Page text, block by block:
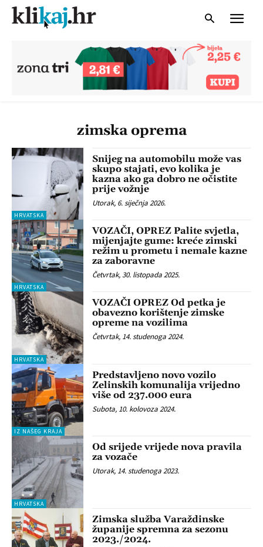
zimska oprema
HRVATSKA
Snijeg na automobilu može vas
skupo stajati, evo kolika je
kazna ako ga dobro ne očistite
prije vožnje
Utorak, 6. siječnja 2026.
HRVATSKA
VOZAČI, OPREZ Palite svjetla,
mijenjajte gume: kreće zimski
režim u prometu i nemale kazne
za zaboravne
Četvrtak, 30. listopada 2025.
HRVATSKA
VOZAČI OPREZ Od petka je
obavezno korištenje zimske
opreme na vozilima
Četvrtak, 14. studenoga 2024.
IZ NAŠEG KRAJA
Predstavljeno novo vozilo
Zelinskih komunalija vrijedno
više od 237.000 eura
Subota, 10. kolovoza 2024.
HRVATSKA
Od srijede vrijede nova pravila
za vozače
Utorak, 14. studenoga 2023.
Zimska služba Varaždinske
županije spremna za sezonu
2023./2024.